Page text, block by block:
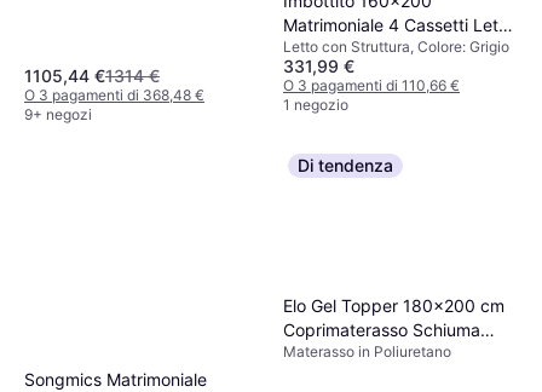
1105,44 €1314 €
O 3 pagamenti di 368,48 €
9+ negozi
Matrimoniale 4 Cassetti Letto
con Struttura
Letto con Struttura, Colore: Grigio
331,99 €
O 3 pagamenti di 110,66 €
1 negozio
Songmics Matrimoniale
Di tendenza
Elo Gel Topper 180x200 cm
Coprimaterasso Schiuma
Memory Materasso in
Materasso in Poliuretano